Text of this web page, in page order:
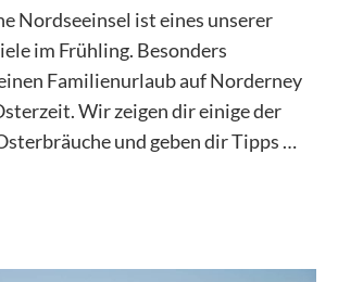
Nordseeinsel ist eines unserer
im Frühling. Besonders
Familienurlaub auf Norderney
Wir zeigen dir einige der
und geben dir Tipps …